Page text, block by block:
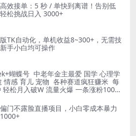
效接单：5 秒 / 单快到离谱！告别低
松挑战日入 3000+
TK自动化，单机收益8~300+，无需技
手小白均可操作
蝴蝶号 中老年金主最爱 国学 心理学
情感 育儿 宠物 各种赛道疯狂赚米 每
轻松月入破W 流量火爆 一条涨粉1000
门不露脸直播项目，小白零成本暴力